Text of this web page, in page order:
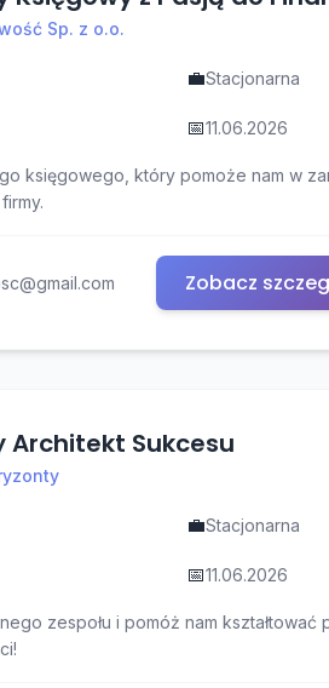
Sp. z o.o.
💼Stacjonarna
📅11.06.2026
księgowego, który pomoże nam w
Zobacz
Architekt Sukcesu
💼Stacjonarna
📅11.06.2026
zespołu i pomóż nam kształtować